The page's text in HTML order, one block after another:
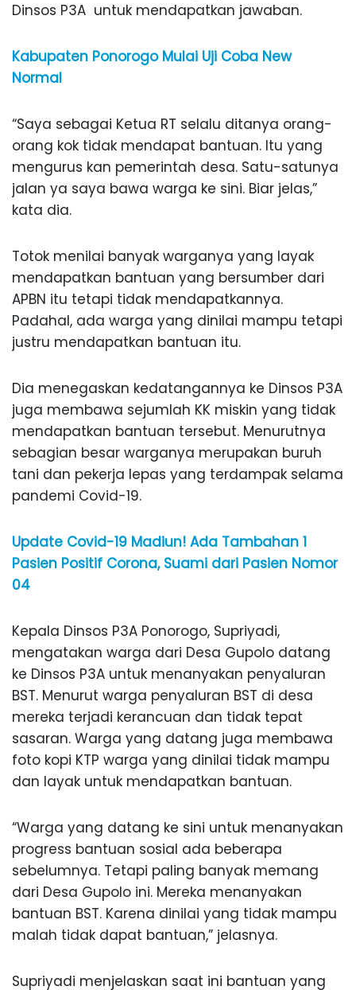
Dinsos P3A untuk mendapatkan jawaban.
Kabupaten Ponorogo Mulai Uji Coba New
Normal
“Saya sebagai Ketua RT selalu ditanya orang-
orang kok tidak mendapat bantuan. Itu yang
mengurus kan pemerintah desa. Satu-satunya
jalan ya saya bawa warga ke sini. Biar jelas,”
kata dia.
Totok menilai banyak warganya yang layak
mendapatkan bantuan yang bersumber dari
APBN itu tetapi tidak mendapatkannya.
Padahal, ada warga yang dinilai mampu tetapi
justru mendapatkan bantuan itu.
Dia menegaskan kedatangannya ke Dinsos P3A
juga membawa sejumlah KK miskin yang tidak
mendapatkan bantuan tersebut. Menurutnya
sebagian besar warganya merupakan buruh
tani dan pekerja lepas yang terdampak selama
pandemi Covid-19.
Update Covid-19 Madiun! Ada Tambahan 1
Pasien Positif Corona, Suami dari Pasien Nomor
04
Kepala Dinsos P3A Ponorogo, Supriyadi,
mengatakan warga dari Desa Gupolo datang
ke Dinsos P3A untuk menanyakan penyaluran
BST. Menurut warga penyaluran BST di desa
mereka terjadi kerancuan dan tidak tepat
sasaran. Warga yang datang juga membawa
foto kopi KTP warga yang dinilai tidak mampu
dan layak untuk mendapatkan bantuan.
“Warga yang datang ke sini untuk menanyakan
progress bantuan sosial ada beberapa
sebelumnya. Tetapi paling banyak memang
dari Desa Gupolo ini. Mereka menanyakan
bantuan BST. Karena dinilai yang tidak mampu
malah tidak dapat bantuan,” jelasnya.
Supriyadi menjelaskan saat ini bantuan yang